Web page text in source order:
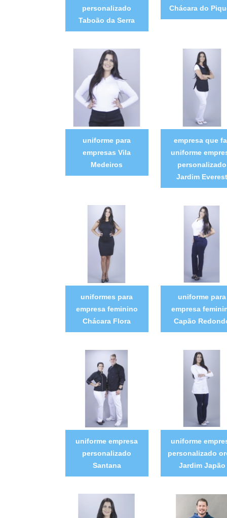
personalizado
Taboão da Serra
Chácara do
uniforme para
empresas Vila
Medeiros
empresa que
uniforme
personalizado
Jardim
uniformes para
empresa feminino
Chácara Flora
uniforme para
empresa
Capão
uniforme empresa
personalizado
Santana
uniforme
personalizado
Jardim Japão